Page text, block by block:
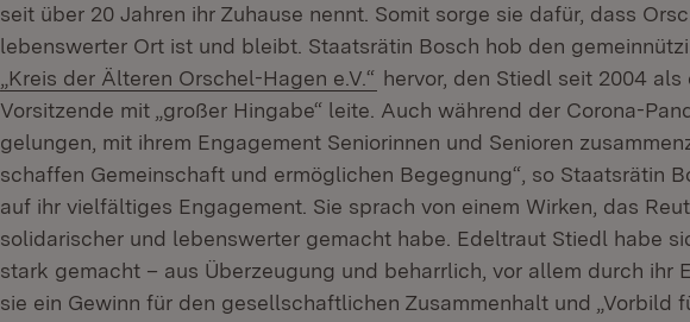
seit über 20 Jahren ihr Zuhause nennt. Somit sorge sie dafür, dass
lebenswerter Ort ist und bleibt. Staatsrätin Bosch hob den
„Kreis der Älteren Orschel-Hagen e.V.“ (Öffnet in neuem Fenster)
hervor, den Stiedl seit 2004 als
Vorsitzende mit „großer Hingabe“ leite. Auch während der Corona-
gelungen, mit ihrem Engagement Seniorinnen und Senioren
schaffen Gemeinschaft und ermöglichen Begegnung“, so Staatsrätin
auf ihr vielfältiges Engagement. Sie sprach von einem Wirken, das
solidarischer und lebenswerter gemacht habe. Edeltraut Stiedl habe
stark gemacht – aus Überzeugung und beharrlich, vor allem durch ihr
sie ein Gewinn für den gesellschaftlichen Zusammenhalt und „Vorbild